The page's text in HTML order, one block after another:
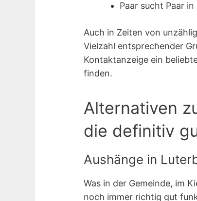
Paar sucht Paar
Auch in Zeiten von
Vielzahl entsprechender
Kontaktanzeige ein
finden.
Alternativen
die definitiv
Aushänge in
Was in der Gemeinde, im
noch immer richtig gut